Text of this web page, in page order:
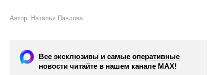
Автор: Наталья Павлова
Все эксклюзивы и самые оперативные
новости читайте в нашем канале МАХ!